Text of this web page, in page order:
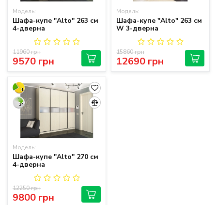
Модель:
Шафа-купе "Alto" 263 см
4-дверна
9570 грн
11960 грн
Модель:
Шафа-купе "Alto" 263 см
W 3-дверна
12690 грн
15860 грн
1
24
Модель:
Шафа-купе "Alto" 270 см
4-дверна
9800 грн
12250 грн